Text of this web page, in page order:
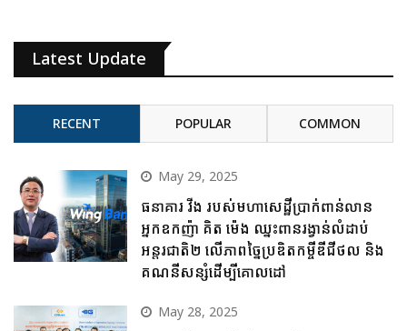
Latest Update
RECENT POPULAR COMMON
May 29, 2025
ធនាគារ វីង របស់មហាសេដ្ឋីប្រាក់ពាន់លាន
អ្នកឧកញ៉ា គិត ម៉េង ឈ្នះពានរង្វាន់លំដាប់
អន្តរជាតិ២ លើភាពច្នៃប្រឌិតកម្ចីឌីជីថល និង
គណនីសន្សំដើម្បីគោលដៅ
May 28, 2025